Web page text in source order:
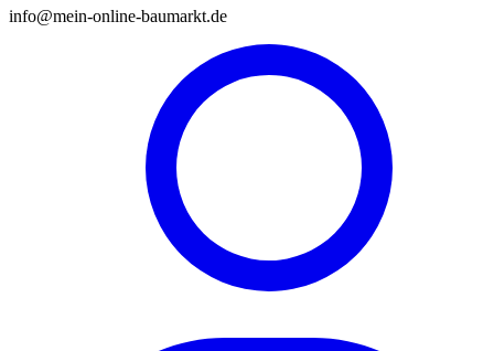
info@mein-online-baumarkt.de